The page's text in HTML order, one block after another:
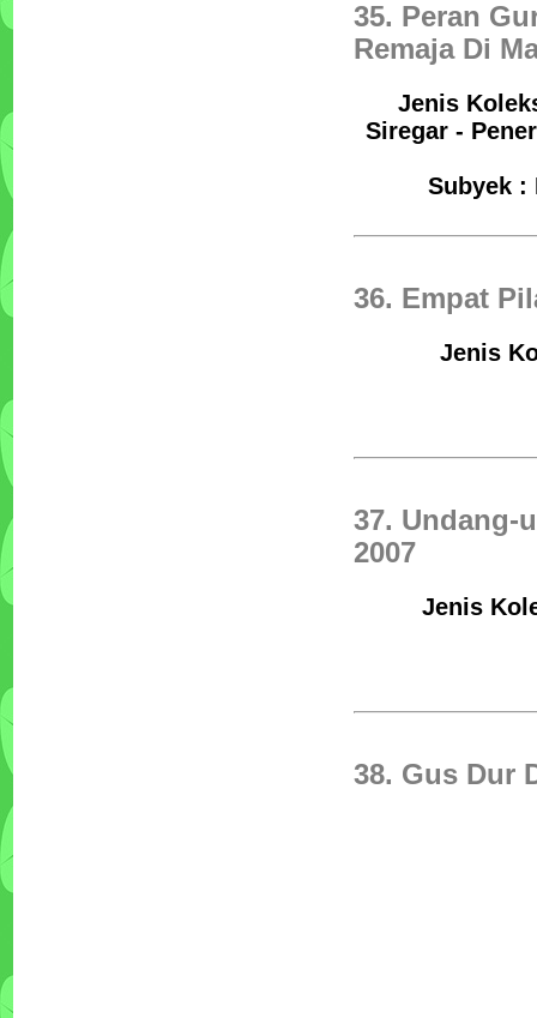
35. Peran
Remaja Di
Jenis
Siregar -
Subyek :
36. Empat
Jenis
37. Undang-
2007
Jenis
38. Gus Dur